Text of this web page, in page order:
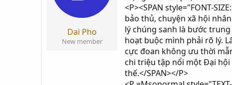
Dai Pho
New member
<P><SPAN style="FONT-
bảo thủ, chuyện xã hội
lý chúng sanh là bước
hoạt buộc mình phải rõ lý.
cực đoan không ưu thời
chi triệu tập nổi một Đại
thế.</SPAN></P>